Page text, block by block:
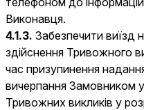
Виконавця.
4.1.3. Забезпечити виїзд
здійснення Тривожного
час призупинення
вичерпання Замовником
Тривожних викликів у